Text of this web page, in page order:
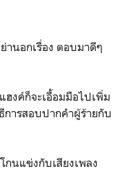
นอกเรื่อง ตอบมาดีๆ
งค์ก็จะเอื้อมมือไปเพิ่ม
การสอบปากคำผู้ร้ายกับ
นแข่งกับเสียงเพลง